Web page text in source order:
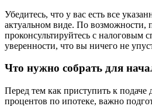
Убедитесь, что у вас есть все
актуальном виде. По возможности,
проконсультируйтесь с налоговым
уверенности, что вы ничего не
Что нужно собрать для
Перед тем как приступить к подаче
процентов по ипотеке, важно